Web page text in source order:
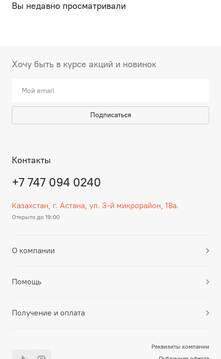
Вы недавно просматривали
Хочу быть в курсе акций и новинок
Подписаться
Контакты
+7 747 094 0240
Казахстан, г. Астана, ул. 3-й микрорайон, 18а.
Открыто до 19:00
О компании
Помощь
Получение и оплата
Реквизиты компании